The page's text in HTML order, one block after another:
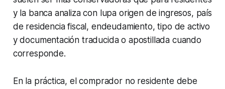
y la banca analiza con lupa origen de ingresos, país
de residencia fiscal, endeudamiento, tipo de activo
y documentación traducida o apostillada cuando
corresponde.
En la práctica, el comprador no residente debe